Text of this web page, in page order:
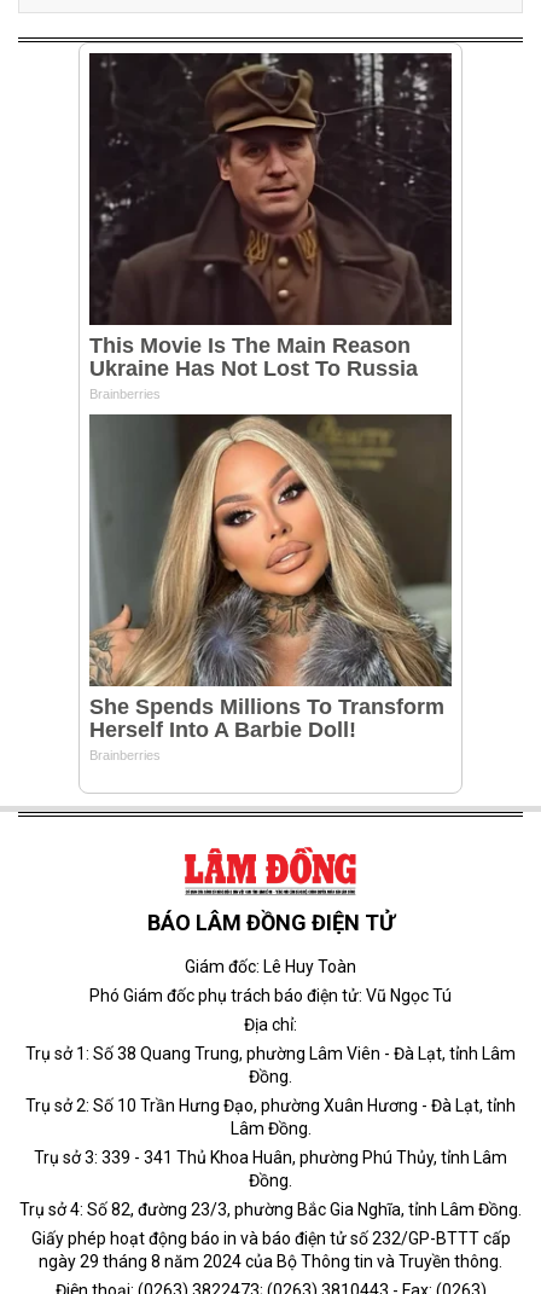
BÁO LÂM ĐỒNG ĐIỆN TỬ
Giám đốc: Lê Huy Toàn
Phó Giám đốc phụ trách báo điện tử: Vũ Ngọc Tú
Địa chỉ:
Trụ sở 1: Số 38 Quang Trung, phường Lâm Viên - Đà Lạt, tỉnh Lâm
Đồng.
Trụ sở 2: Số 10 Trần Hưng Đạo, phường Xuân Hương - Đà Lạt, tỉnh
Lâm Đồng.
Trụ sở 3: 339 - 341 Thủ Khoa Huân, phường Phú Thủy, tỉnh Lâm
Đồng.
Trụ sở 4: Số 82, đường 23/3, phường Bắc Gia Nghĩa, tỉnh Lâm Đồng.
Giấy phép hoạt động báo in và báo điện tử số 232/GP-BTTT cấp
ngày 29 tháng 8 năm 2024 của Bộ Thông tin và Truyền thông.